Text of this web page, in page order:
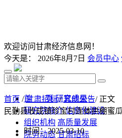
欢迎访问甘肃经济信息网！
今天是： 2026年8月7日 会员中心
首 页 研究成果
研究院简介 信息化建设
组织机构 高质量发展
院务动态 甘肃招标
首页 /甘肃招标/其他公告/ 正文
民勤县收成镇珍宝村连体拱棚蜜
时间：2025-03-10